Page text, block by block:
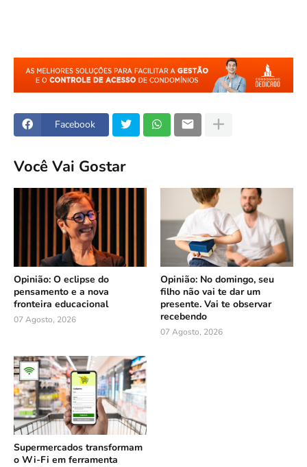
Facebook
Você Vai Gostar
Opinião: O eclipse do
pensamento e a nova
fronteira educacional
07 Agosto, 2026
Opinião: No domingo, seu
filho não vai te dar um
presente. Vai te observar
recebendo
07 Agosto, 2026
Supermercados transformam
o Wi-Fi em ferramenta